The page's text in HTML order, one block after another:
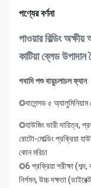
পণ্যের বর্ণনা
পাওয়ার বিল্ডিং
কাটিয়া ব্লেড উপাদান
গবাদি পশু বায়ুচলাচল ফ্যান
◎বালেন্সড ৫ অ্যালুমিনিয়াম
◎হাউজিং ভারী দায়িত্ব,
রোটো-মোল্ডিং প্রক্রিয়া
কোন মরিচা
◎6 প্রক্রিয়া পরীক্ষা
নির্গমন, উচ্চ দক্ষতা